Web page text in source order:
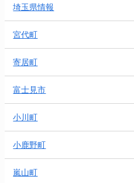
埼玉県情報
宮代町
寄居町
富士見市
小川町
小鹿野町
嵐山町